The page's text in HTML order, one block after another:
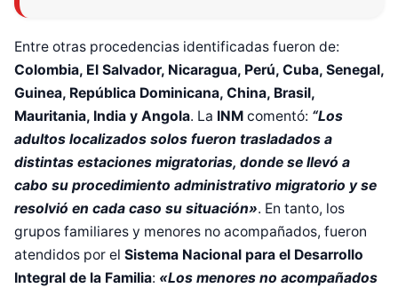
Entre otras procedencias identificadas fueron de:
Colombia, El Salvador, Nicaragua, Perú, Cuba, Senegal,
Guinea, República Dominicana, China, Brasil,
Mauritania, India y Angola. La INM comentó: “Los
adultos localizados solos fueron trasladados a
distintas estaciones migratorias, donde se llevó a
cabo su procedimiento administrativo migratorio y se
resolvió en cada caso su situación». En tanto, los
grupos familiares y menores no acompañados, fueron
atendidos por el Sistema Nacional para el Desarrollo
Integral de la Familia: «Los menores no acompañados